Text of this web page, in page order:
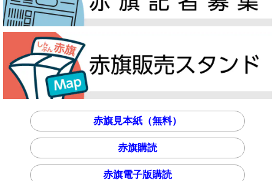
赤旗見本紙（無料）
赤旗購読
赤旗電子版購読